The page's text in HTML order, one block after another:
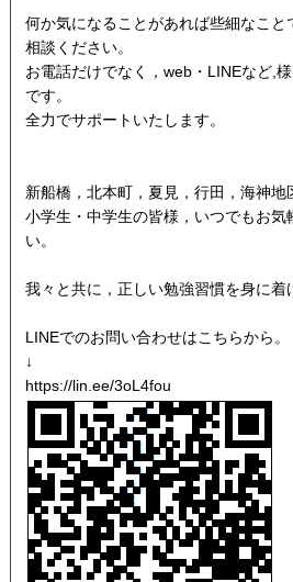
何か気になることがあれば些細なこと
相談ください。
お電話だけでなく，web・LINEなど,
です。
全力でサポートいたします。
新船橋，北本町，夏見，行田，海神地
小学生・中学生の皆様，いつでもお気
い。
我々と共に，正しい勉強習慣を身に着
LINEでのお問い合わせはこちらから。
↓
https://lin.ee/3oL4fou